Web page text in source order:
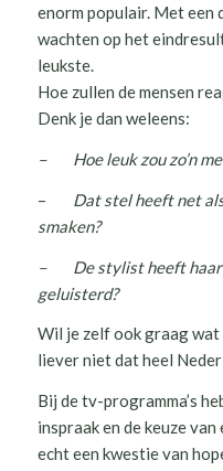
enorm populair. Met een
wachten op het
leukste.
Hoe zullen de mensen
Denk je dan weleens:
– Hoe leuk zou zo’n
– Dat stel heeft net
smaken?
–
De stylist heeft
geluisterd?
Wil je zelf ook graag wat
liever niet dat heel
Bij de tv-programma’s
inspraak en de keuze
echt een kwestie van